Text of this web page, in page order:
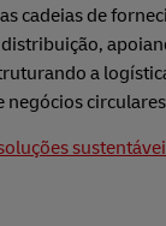
cadeias de
a